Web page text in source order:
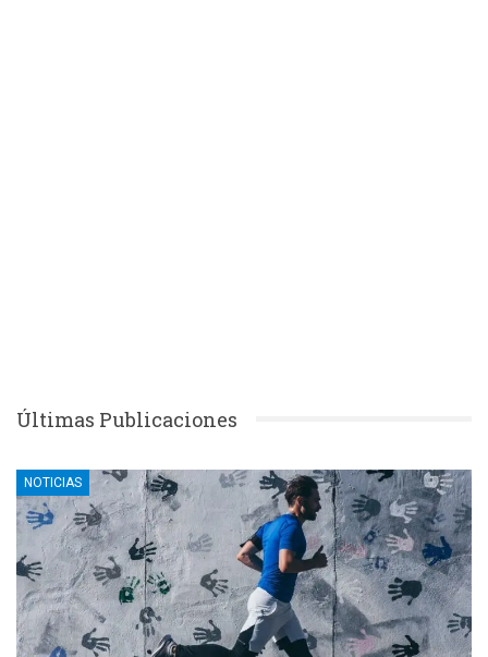
Últimas Publicaciones
NOTICIAS